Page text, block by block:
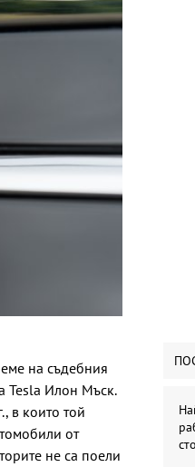
на съдебния
Tesla Илон Мъск.
в които той
от
не са поели